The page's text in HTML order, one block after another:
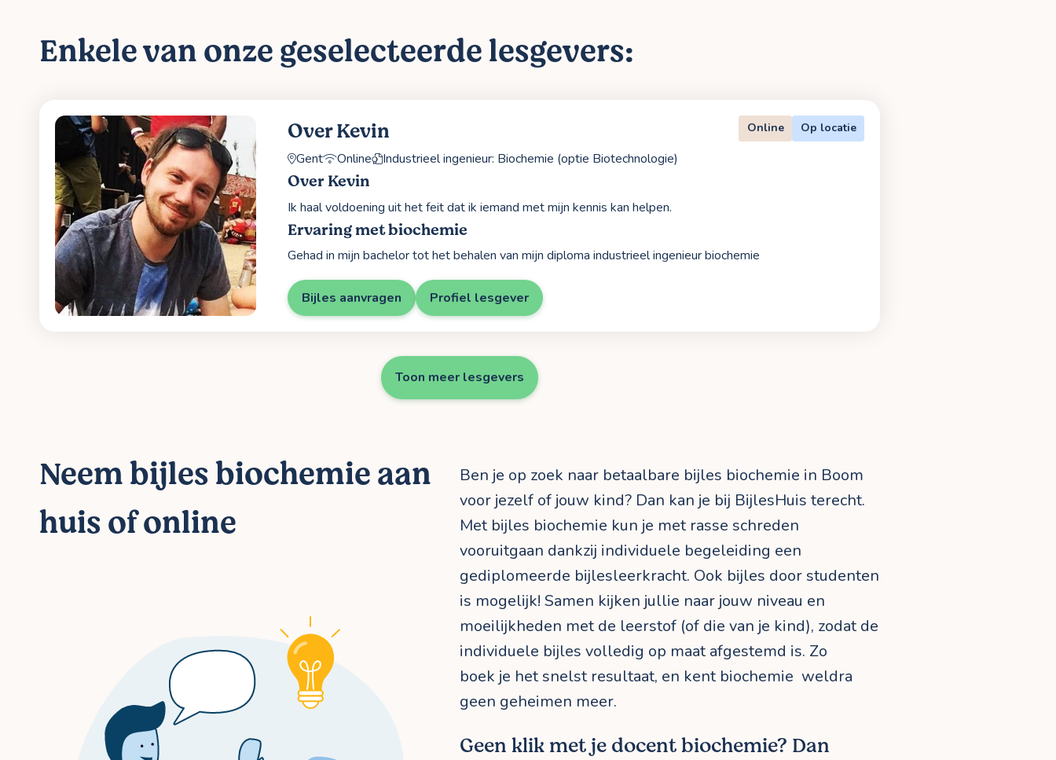
Enkele van onze geselecteerde lesgevers:
Over Kevin Online Op locatie
Gent Online Industrieel ingenieur: Biochemie (optie Biotechnologie)
Over Kevin
Ik haal voldoening uit het feit dat ik iemand met mijn kennis kan helpen.
Ervaring met biochemie
Gehad in mijn bachelor tot het behalen van mijn diploma industrieel ingenieur biochemie
Bijles aanvragen Profiel lesgever
Toon meer lesgevers
Neem bijles biochemie aan
huis of online
Ben je op zoek naar betaalbare bijles biochemie in Boom
voor jezelf of jouw kind? Dan kan je bij BijlesHuis terecht.
Met bijles biochemie kun je met rasse schreden
vooruitgaan dankzij individuele begeleiding een
gediplomeerde bijlesleerkracht. Ook bijles door studenten
is mogelijk! Samen kijken jullie naar jouw niveau en
moeilijkheden met de leerstof (of die van je kind), zodat de
individuele bijles volledig op maat afgestemd is. Zo
boek je het snelst resultaat, en kent biochemie weldra
geen geheimen meer.
Geen klik met je docent biochemie? Dan